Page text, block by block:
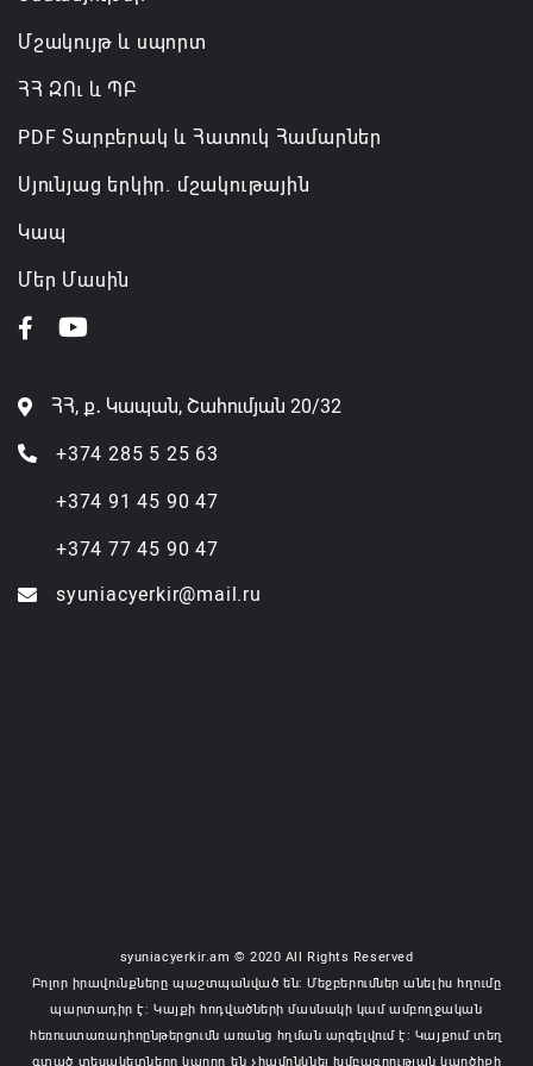
Մշակույթ և սպորտ
ՀՀ ԶՈւ և ՊԲ
PDF Տարբերակ և Հատուկ Համարներ
Սյունյաց երկիր. մշակութային
Կապ
Մեր Մասին
ՀՀ, ք․ Կապան, Շահումյան 20/32
+374 285 5 25 63
+374 91 45 90 47
+374 77 45 90 47
syuniacyerkir@mail.ru
syuniacyerkir.am © 2020 All Rights Reserved
Բոլոր իրավունքները պաշտպանված են: Մեջբերումներ անելիս հղումը
պարտադիր է: Կայքի հոդվածների մասնակի կամ ամբողջական
հեռուստառադիոընթերցումն առանց հղման արգելվում է: Կայքում տեղ
գտած տեսակետները կարող են չհամընկնել խմբագրության կարծիքի